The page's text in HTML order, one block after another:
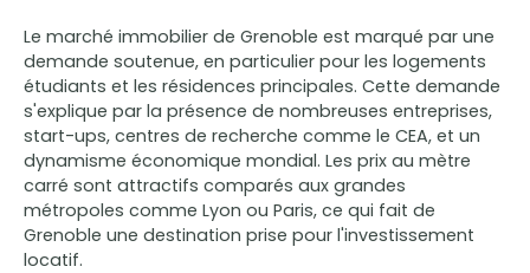
Le marché immobilier de Grenoble est marqué par une
demande soutenue, en particulier pour les logements
étudiants et les résidences principales. Cette demande
s'explique par la présence de nombreuses entreprises,
start-ups, centres de recherche comme le CEA, et un
dynamisme économique mondial. Les prix au mètre
carré sont attractifs comparés aux grandes
métropoles comme Lyon ou Paris, ce qui fait de
Grenoble une destination prise pour l'investissement
locatif.